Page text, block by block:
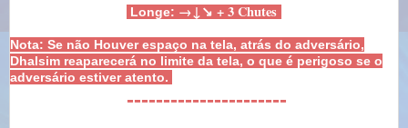
Longe: →↓↘ + 3 Chutes
Nota: Se não Houver espaço na tela, atrás do adversário,
Dhalsim reaparecerá no limite da tela, o que é perigoso se o
adversário estiver atento.
----------------------